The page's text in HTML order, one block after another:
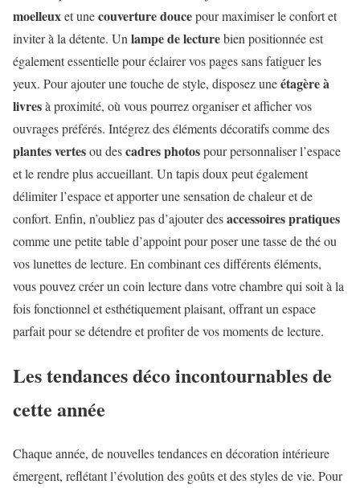
moelleuxet unecouverture doucepour maximiser le confort et
inviter à la détente. Un lampe de lecturebien positionnée est
également essentielle pour éclairer vos pages sans fatiguer les
yeux. Pour ajouter une touche de style, disposez uneétagère à
livresà proximité, où vous pourrez organiser et afficher vos
ouvrages préférés. Intégrez des éléments décoratifs comme des
plantes vertesou descadres photospour personnaliser l’espace
et le rendre plus accueillant. Un tapis doux peut également
délimiter l’espace et apporter une sensation de chaleur et de
confort. Enfin, n’oubliez pas d’ajouter desaccessoires pratiques
comme une petite table d’appoint pour poser une tasse de thé ou
vos lunettes de lecture. En combinant ces différents éléments,
vous pouvez créer un coin lecture dans votre chambre qui soit à la
fois fonctionnel et esthétiquement plaisant, offrant un espace
parfait pour se détendre et profiter de vos moments de lecture.
Les tendances déco incontournables de
cette année
Chaque année, de nouvelles tendances en décoration intérieure
émergent, reflétant l’évolution des goûts et des styles de vie. Pour